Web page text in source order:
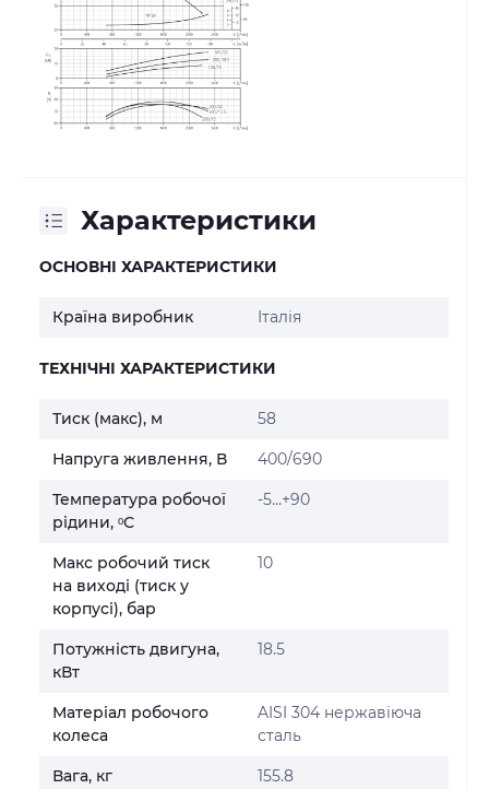
Характеристики
ОСНОВНІ ХАРАКТЕРИСТИКИ
Країна виробник Італія
ТЕХНІЧНІ ХАРАКТЕРИСТИКИ
Тиск (макс), м 58
Напруга живлення, В 400/690
Температура робочої
рідини, ᵒС
-5…+90
Макс робочий тиск
на виході (тиск у
корпусі), бар
10
Потужність двигуна,
кВт
18.5
Матеріал робочого
колеса
AISI 304 нержавіюча
сталь
Вага, кг 155.8